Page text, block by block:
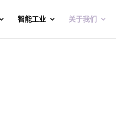
智能工业 关于我们